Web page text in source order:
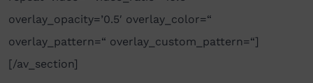
overlay_opacity=’0.5′ overlay_color=“
overlay_pattern=“ overlay_custom_pattern=“]
[/av_section]